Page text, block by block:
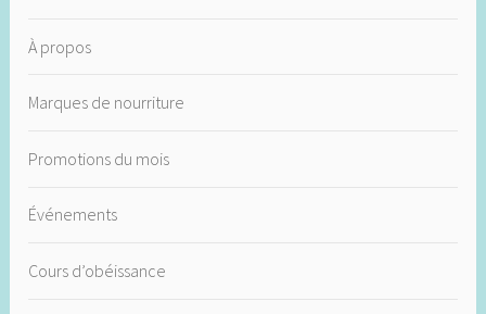
À propos
Marques de nourriture
Promotions du mois
Événements
Cours d’obéissance